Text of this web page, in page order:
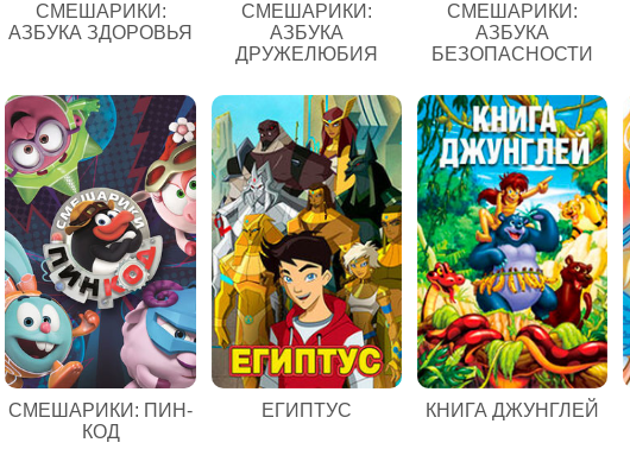
СМЕШАРИКИ:
АЗБУКА ЗДОРОВЬЯ
СМЕШАРИКИ:
АЗБУКА
ДРУЖЕЛЮБИЯ
СМЕШАРИКИ:
АЗБУКА
БЕЗОПАСНОСТИ
СМЕШАРИКИ: ПИН-
КОД
ЕГИПТУС КНИГА ДЖУНГЛЕЙ